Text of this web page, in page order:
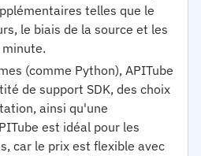
telles que le
le biais de la source et les
(comme Python), APITube
de support SDK, des choix
ainsi qu'une
est idéal pour les
car le prix est flexible avec